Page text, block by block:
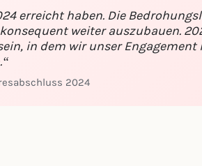
erreicht haben. Die
weiter auszubauen.
in dem wir unser Engagement
2024